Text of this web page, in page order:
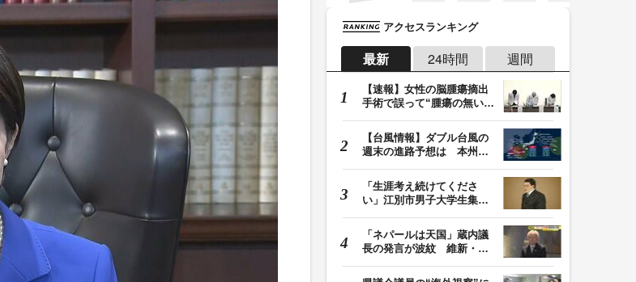
アクセスランキング
最新 24時間 週間
【速報】女性の脳腫瘍摘出
手術で誤って“腫瘍の無い部
【台風情報】ダブル台風の
週末の進路予想は 本州は
「生涯考え続けてくださ
い」江別市男子大学生集団
「ネパールは天国」蔵内議
長の発言が波紋 維新・吉